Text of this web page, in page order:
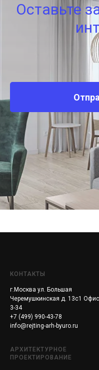
Оставьте
КОНТАКТЫ
г.Москва ул. Большая
Черемушкинская д. 13с1 Офис
3-34
+7 (499) 990-43-78
info@rejting-arh-byuro.ru
АРХИТЕКТУРНОЕ
ПРОЕКТИРОВАНИЕ